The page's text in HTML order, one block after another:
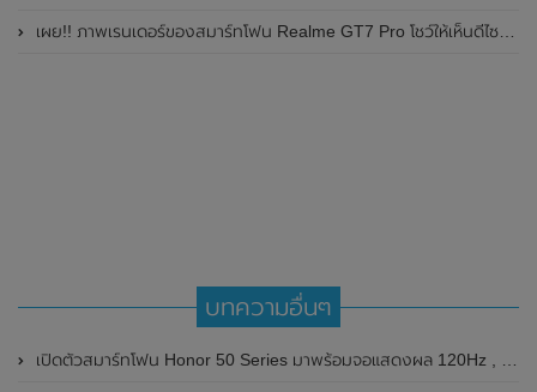
เผย!! ภาพเรนเดอร์ของสมาร์ทโฟน Realme GT7 Pro โชว์ให้เห็นดีไซน์ใหม่ พร้อมเผยรายละเอียดสเปกที่สำคัญบางส่วน
บทความอื่นๆ
เปิดตัวสมาร์ทโฟน Honor 50 Series มาพร้อมจอแสดงผล 120Hz , กล้องความละเอียดสูงถึง 108MP และรองรับ GMS